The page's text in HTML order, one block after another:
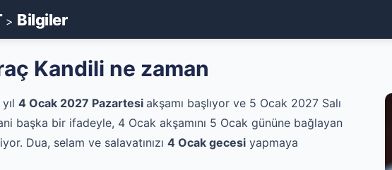
> Bilgiler
Kandili ne zaman
4 Ocak 2027 Pazartesi akşamı başlıyor ve 5 Ocak 2027 Salı
başka bir ifadeyle, 4 Ocak akşamını 5 Ocak gününe bağlayan
Dua, selam ve salavatınızı 4 Ocak gecesi yapmaya